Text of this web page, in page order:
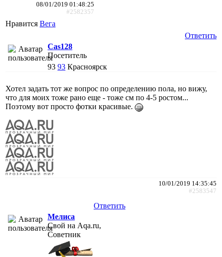
08/01/2019 01:48:25
#2582357
Нравится Вега
Ответить
Cas128
Посетитель
93 93 Красноярск
Хотел задать тот же вопрос по определению пола, но вижу,
что для моих тоже рано еще - тоже см по 4-5 ростом...
Поэтому вот просто фотки красивые.
10/01/2019 14:35:45
#2583547
Ответить
Мелиса
Свой на Aqa.ru,
Советник